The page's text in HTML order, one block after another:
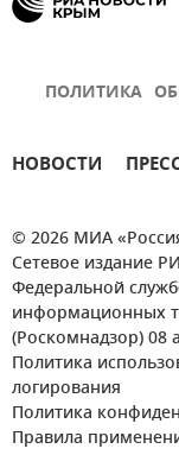
ПОЛИТИКА
НОВОСТИ
© 2026 МИА
Сетевое издание
Федеральной
информационных
(Роскомнадзор) 08
Политика
логирования
Политика
Правила